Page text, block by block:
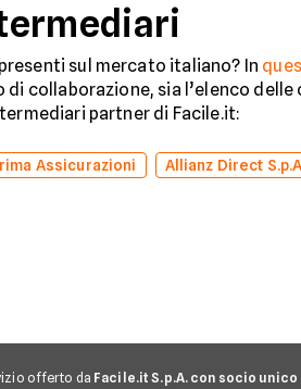
sul mercato italiano? In
collaborazione, sia l’elenco
partner di Facile.it:
Assicurazioni Allianz Direct
offerto da Facile.it S.p.A. con socio unico